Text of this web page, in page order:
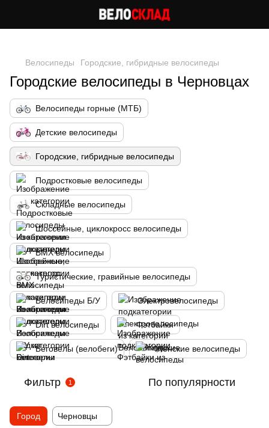
Велосипеды Городские, гибридные велосипеды
Городские велосипеды в Черновцах
Велосипеды горные (МТБ)
Детские велосипеды
Городские, гибридные велосипеды
Подростковые велосипеды
Складные велосипеды
Шоссейные, циклокросс велосипеды
BMX велосипеды
Туристические, гравийные велосипеды
Велосипеды Б/У Электровелосипеды
Dirt велосипеды Фэтбайки
Беговелы (велобеги) Женские велосипеды
Фильтр 1 По популярности
Город Черновцы